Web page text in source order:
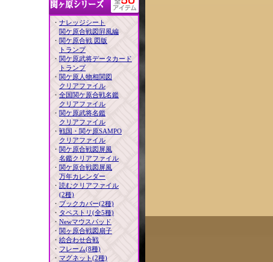
・ ナレッジシート
関ケ原合戦図屛風編
・ 関ケ原合戦 図版
トランプ
・ 関ケ原武将データカード
トランプ
・ 関ケ原人物相関図
クリアファイル
・ 全国関ケ原合戦名鑑
クリアファイル
・ 関ケ原武将名鑑
クリアファイル
・ 戦国・関ケ原SAMPO
クリアファイル
・ 関ケ原合戦図屏風
名鑑クリアファイル
・ 関ケ原合戦図屏風
万年カレンダー
・ 読むクリアファイル
(2種)
・ ブックカバー(2種)
・ タペストリ(全5種)
・ Newマウスパッド
・ 関ヶ原合戦図扇子
・ 絵合わせ合戦
・ フレーム(8種)
・ マグネット(2種)